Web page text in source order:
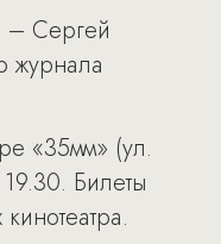
– Сергей
журнала
«35мм» (ул.
Билеты